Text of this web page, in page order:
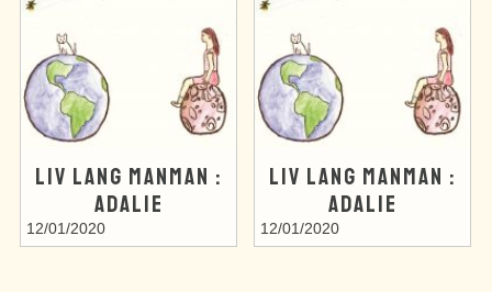
LIV LANG MANMAN :
ADALIE
12/01/2020
LIV LANG MANMAN :
ADALIE
12/01/2020